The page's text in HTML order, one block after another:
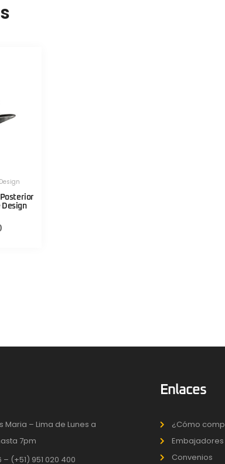
Design
Maria – Lima de Lunes a
7pm
– (+51) 951 020 400
Enlaces
¿Cómo
Embajadores
Convenios